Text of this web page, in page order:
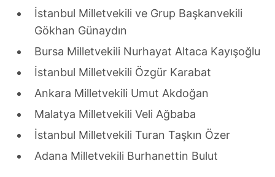
İstanbul Milletvekili ve Grup Başkanvekili
Gökhan Günaydın
Bursa Milletvekili Nurhayat Altaca Kayışoğlu
İstanbul Milletvekili Özgür Karabat
Ankara Milletvekili Umut Akdoğan
Malatya Milletvekili Veli Ağbaba
İstanbul Milletvekili Turan Taşkın Özer
Adana Milletvekili Burhanettin Bulut